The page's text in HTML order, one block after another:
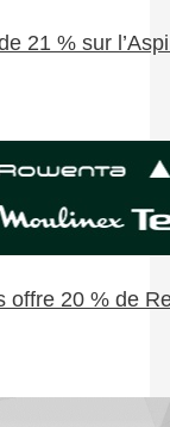
21 % sur
20 % de